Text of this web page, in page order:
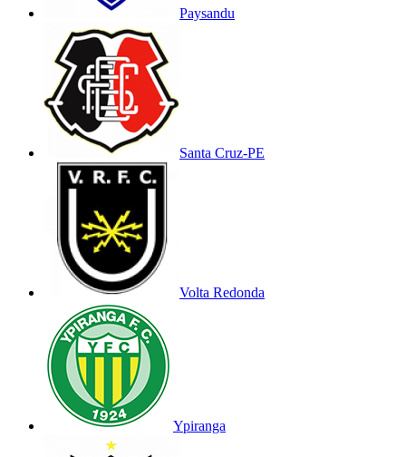
Paysandu
Santa Cruz-PE
Volta Redonda
Ypiranga